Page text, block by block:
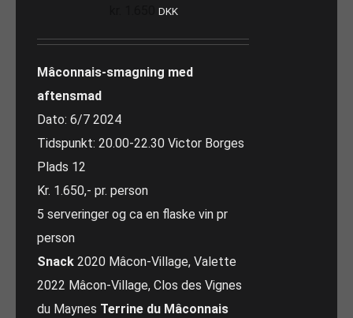
DKK
Mâconnais-smagning med
aftensmad
Dato: 6/7 2024
Tidspunkt: 20.00-22.30 Victor Borges
Plads 12
Kr. 1.650,- pr. person
5 serveringer og ca en flaske vin pr
person
Snack 2020 Mâcon-Village, Valette
2022 Mâcon-Village, Clos des Vignes
du Maynes Terrine du Mâconnais